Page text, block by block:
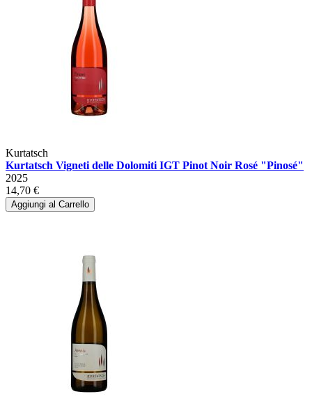
Kurtatsch
Kurtatsch Vigneti delle Dolomiti IGT Pinot Noir Rosé "Pinosé"
2025
14,70 €
Aggiungi al Carrello